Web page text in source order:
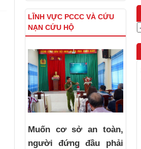
LĨNH VỰC PCCC VÀ CỨU
NẠN CỨU HỘ
Muốn cơ sở an toàn,
người đứng đầu phải